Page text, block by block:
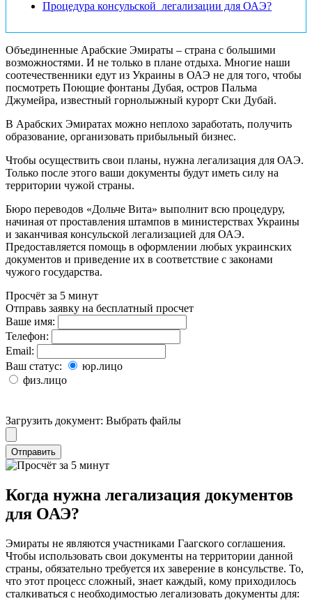
Процедура консульской легализации для ОАЭ?
Объединенные Арабские Эмираты – страна с большими
возможностями. И не только в плане отдыха. Многие наши
соотечественники едут из Украины в ОАЭ не для того, чтобы
посмотреть Поющие фонтаны Дубая, остров Пальма
Джумейра, известный горнолыжный курорт Ски Дубай.
В Арабских Эмиратах можно неплохо заработать, получить
образование, организовать прибыльный бизнес.
Чтобы осуществить свои планы, нужна легализация для ОАЭ.
Только после этого ваши документы будут иметь силу на
территории чужой страны.
Бюро переводов «Дольче Вита» выполнит всю процедуру,
начиная от проставления штампов в министерствах Украины
и заканчивая консульской легализацией для ОАЭ.
Предоставляется помощь в оформлении любых украинских
документов и приведение их в соответствие с законами
чужого государства.
Просчёт за 5 минут
Отправь заявку на бесплатный просчет
Ваше имя:
Телефон:
Email:
Ваш статус:
юр.лицо
физ.лицо
Загрузить документ: Выбрать файлы
Отправить
Когда нужна легализация документов
для ОАЭ?
Эмираты не являются участниками Гаагского соглашения.
Чтобы использовать свои документы на территории данной
страны, обязательно требуется их заверение в консульстве. То,
что этот процесс сложный, знает каждый, кому приходилось
сталкиваться с необходимостью легализовать документы для: